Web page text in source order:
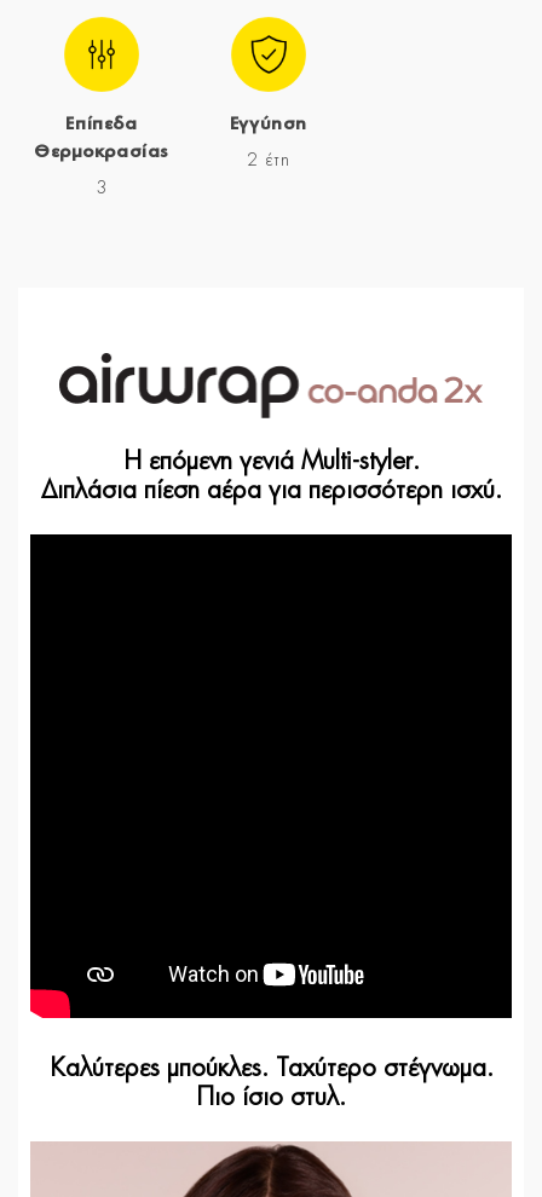
Επίπεδα
Θερμοκρασίας
3
Εγγύηση
2 έτη
Η επόμενη γενιά Multi-styler.
Διπλάσια πίεση αέρα για περισσότερη ισχύ.
Καλύτερες μπούκλες. Ταχύτερο στέγνωμα.
Πιο ίσιο στυλ.